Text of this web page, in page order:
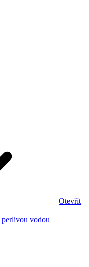
Otevřít
perlivou vodou